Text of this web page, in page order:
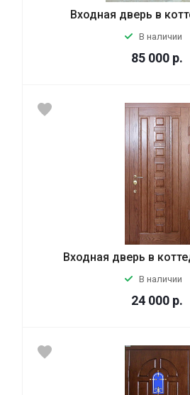
Входная дверь в
В наличии
85 000 р.
Входная дверь в
В наличии
24 000 р.